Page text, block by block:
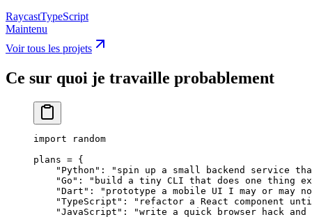
RaycastTypeScript
Maintenu
Voir tous les projets
Ce sur quoi je travaille probablement
import random
plans = {
    "Python"
:
"spin up a small backend service
    "Go"
:
"build a tiny CLI that does one thing
    "Dart"
:
"prototype a mobile UI I may or may
    "TypeScript"
:
"refactor a React component
    "JavaScript"
:
"write a quick browser hack